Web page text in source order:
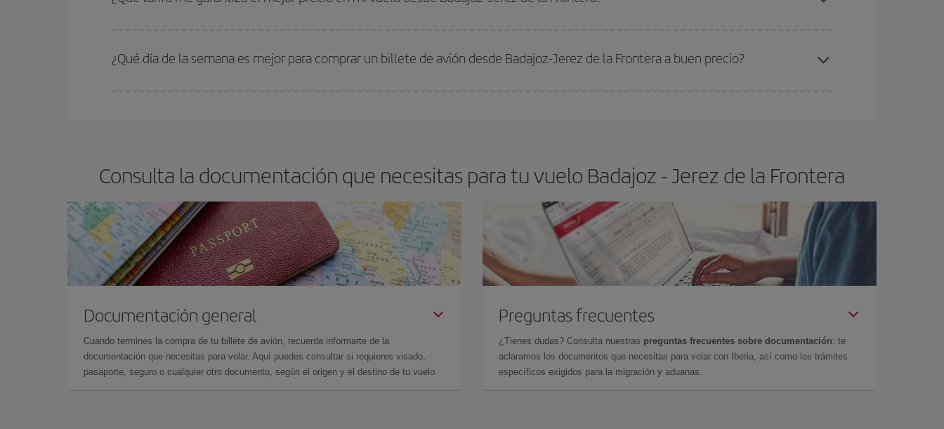
¿Qué día de la semana es mejor para comprar un billete de avión desde Badajoz-Jerez de la Frontera a buen precio?
Consulta la documentación que necesitas para tu vuelo Badajoz - Jerez de la Frontera
Documentación general
Cuando termines la compra de tu billete de avión, recuerda informarte de la
documentación que necesitas para volar. Aquí puedes consultar si requieres visado,
pasaporte, seguro o cualquier otro documento, según el origen y el destino de tu vuelo.
Preguntas frecuentes
¿Tienes dudas? Consulta nuestras preguntas frecuentes sobre documentación: te
aclaramos los documentos que necesitas para volar con Iberia, así como los trámites
específicos exigidos para la migración y aduanas.